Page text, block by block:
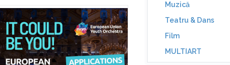
Muzică
Teatru & Dans
Film
MULTIART